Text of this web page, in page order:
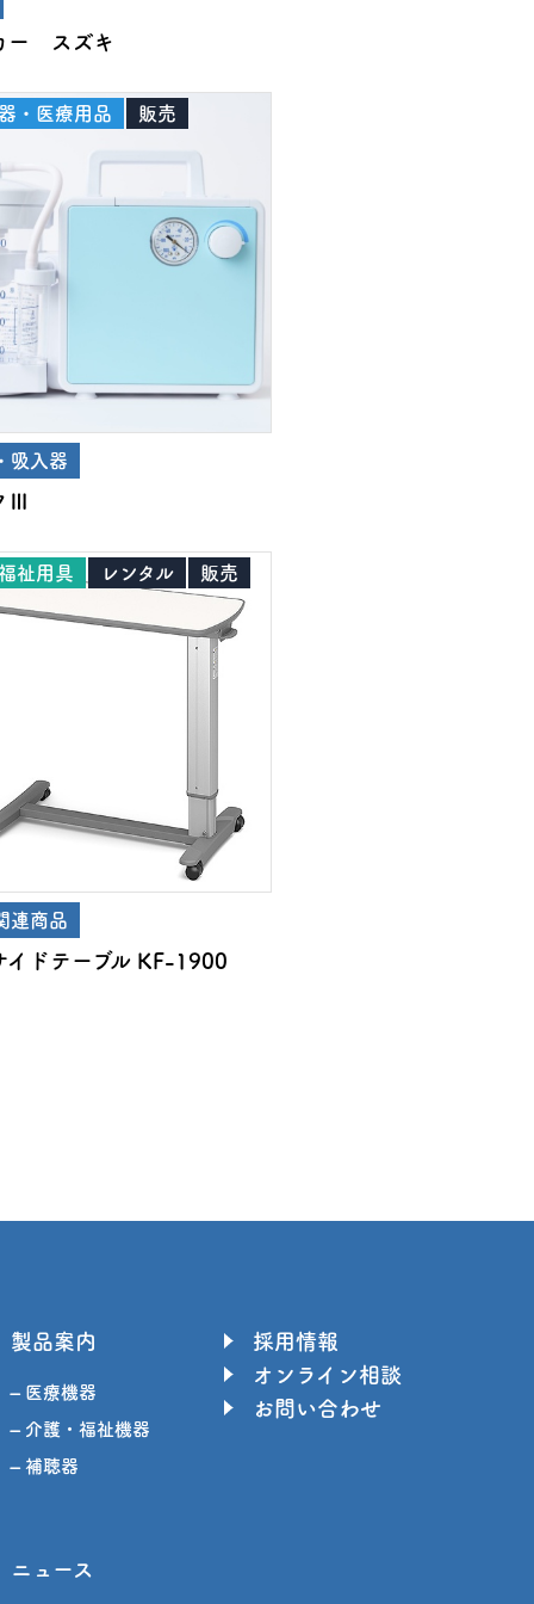
ー スズキ
・医療用品 販売
吸入器
Ⅲ
祉用具 レンタル 販売
連商品
イドテーブル KF-1900
製品案内
– 医療機器
– 介護・福祉機器
– 補聴器
ニュース
採用情報
オンライン相談
お問い合わせ